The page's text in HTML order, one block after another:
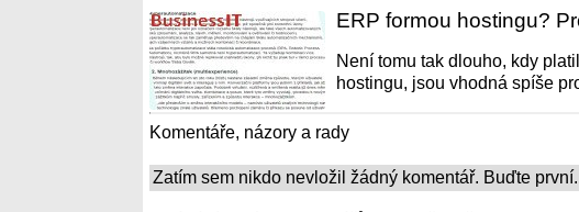
ERP formou hostingu?
Není tomu tak dlouho, kdy
hostingu, jsou vhodná spíše
Komentáře, názory a rady
Zatím sem nikdo nevložil žádný komentář. Buďte